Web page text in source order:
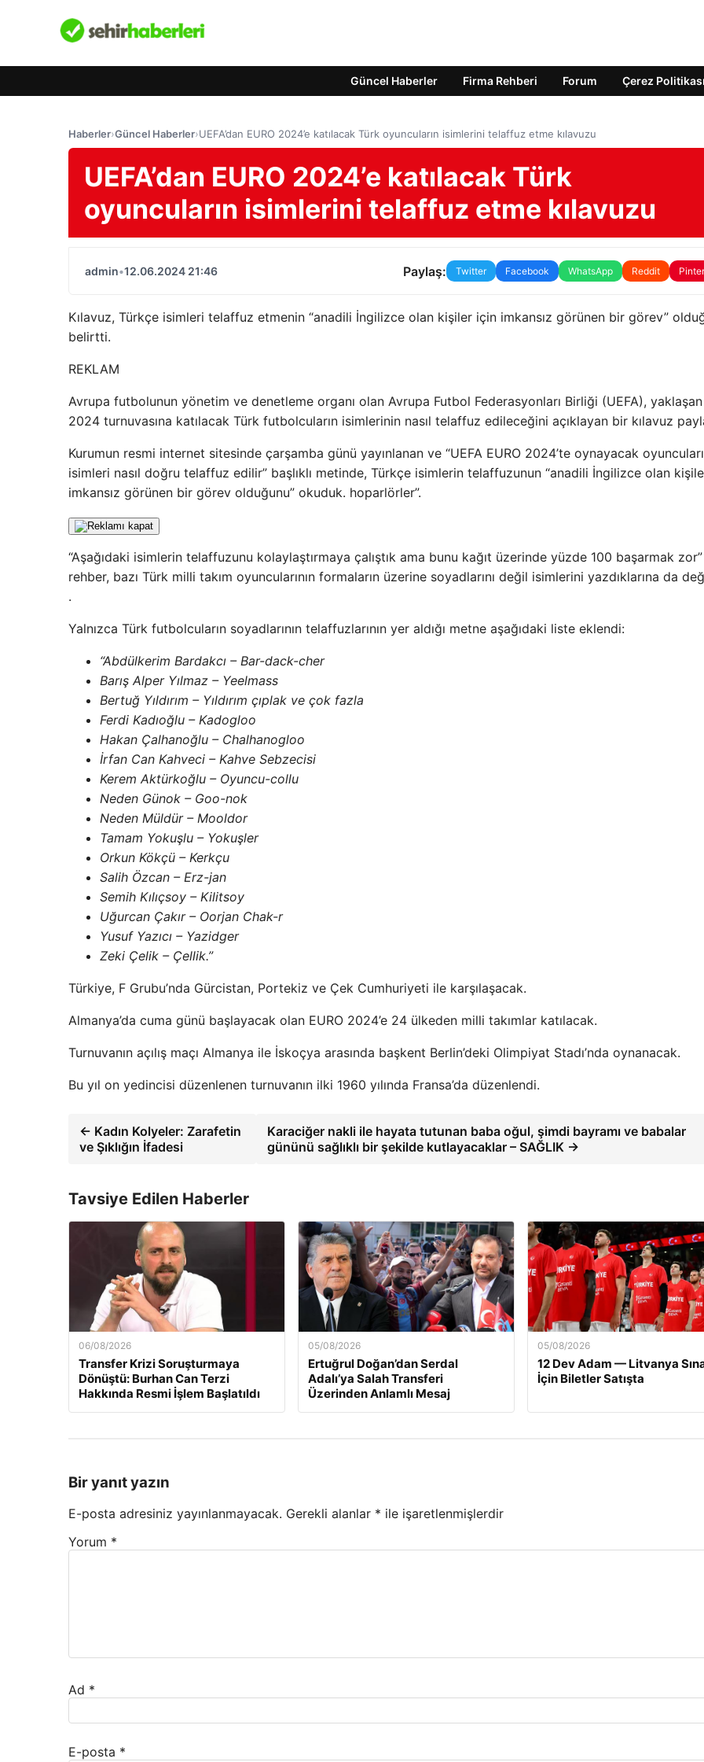
Güncel Haberler Firma Rehberi Forum Çerez Politikası
Haberler›Güncel Haberler›UEFA’dan EURO 2024’e katılacak Türk oyuncuların isimlerini telaffuz etme kılavuzu
UEFA’dan EURO 2024’e katılacak Türk
oyuncuların isimlerini telaffuz etme kılavuzu
admin•12.06.2024 21:46 Paylaş: Twitter Facebook WhatsApp Reddit
Kılavuz, Türkçe isimleri telaffuz etmenin “anadili İngilizce olan kişiler için imkansız görünen bir görev”
belirtti.
REKLAM
Avrupa futbolunun yönetim ve denetleme organı olan Avrupa Futbol Federasyonları Birliği (UEFA), yaklaşan
2024 turnuvasına katılacak Türk futbolcuların isimlerinin nasıl telaffuz edileceğini açıklayan bir kılavuz
Kurumun resmi internet sitesinde çarşamba günü yayınlanan ve “UEFA EURO 2024’te oynayacak
isimleri nasıl doğru telaffuz edilir” başlıklı metinde, Türkçe isimlerin telaffuzunun “anadili İngilizce olan
imkansız görünen bir görev olduğunu” okuduk. hoparlörler”.
“Aşağıdaki isimlerin telaffuzunu kolaylaştırmaya çalıştık ama bunu kağıt üzerinde yüzde 100 başarmak
rehber, bazı Türk milli takım oyuncularının formaların üzerine soyadlarını değil isimlerini yazdıklarına da
.
Yalnızca Türk futbolcuların soyadlarının telaffuzlarının yer aldığı metne aşağıdaki liste eklendi:
“Abdülkerim Bardakcı – Bar-dack-cher
Barış Alper Yılmaz – Yeelmass
Bertuğ Yıldırım – Yıldırım çıplak ve çok fazla
Ferdi Kadıoğlu – Kadogloo
Hakan Çalhanoğlu – Chalhanogloo
İrfan Can Kahveci – Kahve Sebzecisi
Kerem Aktürkoğlu – Oyuncu-collu
Neden Günok – Goo-nok
Neden Müldür – Mooldor
Tamam Yokuşlu – Yokuşler
Orkun Kökçü – Kerkçu
Salih Özcan – Erz-jan
Semih Kılıçsoy – Kilitsoy
Uğurcan Çakır – Oorjan Chak-r
Yusuf Yazıcı – Yazidger
Zeki Çelik – Çellik.”
Türkiye, F Grubu’nda Gürcistan, Portekiz ve Çek Cumhuriyeti ile karşılaşacak.
Almanya’da cuma günü başlayacak olan EURO 2024’e 24 ülkeden milli takımlar katılacak.
Turnuvanın açılış maçı Almanya ile İskoçya arasında başkent Berlin’deki Olimpiyat Stadı’nda oynanacak.
Bu yıl on yedincisi düzenlenen turnuvanın ilki 1960 yılında Fransa’da düzenlendi.
← Kadın Kolyeler: Zarafetin
ve Şıklığın İfadesi
Karaciğer nakli ile hayata tutunan baba oğul, şimdi bayramı ve babalar
gününü sağlıklı bir şekilde kutlayacaklar – SAĞLIK →
Tavsiye Edilen Haberler
06/08/2026
Transfer Krizi Soruşturmaya
Dönüştü: Burhan Can Terzi
Hakkında Resmi İşlem Başlatıldı
05/08/2026
Ertuğrul Doğan’dan Serdal
Adalı’ya Salah Transferi
Üzerinden Anlamlı Mesaj
05/08/2026
12 Dev Adam — Litvanya
İçin Biletler Satışta
Bir yanıt yazın
E-posta adresiniz yayınlanmayacak. Gerekli alanlar * ile işaretlenmişlerdir
Yorum *
Ad *
E-posta *